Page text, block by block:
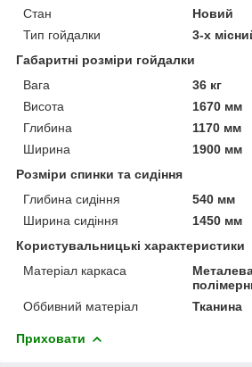
Стан
Новий
Тип гойдалки
3-х
Габаритні розміри гойдалки
Вага
36 кг
Висота
1670 мм
Глибина
1170 мм
Ширина
1900 мм
Розміри спинки та сидіння
Глибина сидіння
540 мм
Ширина сидіння
1450 мм
Користувальницькі характеристики
Матеріал каркаса
Оббивний матеріал
Тканина
Приховати